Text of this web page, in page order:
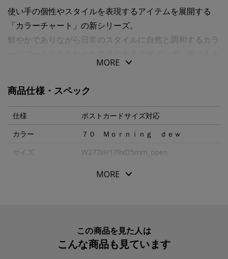
使い手の個性やスタイルを表現するアイテムを展開する
「カラーチャート」の新シリーズ。
鮮やかでありながら日常のスタイルに自然と調和するカラ
華やかでエレガントな印象へ導きます。
お部屋のインテリアとして、オフィスの机上のアクセント
として、様々な空間に彩りをそえる本革製フォトフレー
ム。２つ折りになるので旅行や出張先にも携帯でき、お気
に入りの写真をいつでも身近に飾ることができます。上質
なものを知る大人の方にお持ちいただくのにふさわしいア
MORE
商品仕様・スペック
仕様
ポストカードサイズ対応
カラー
７０ Ｍｏｒｎｉｎｇ ｄｅｗ
サイズ
W277xH179xD5mm_open
W200xH148xD22mm
日本
１個
MORE
この商品を見た人は
こんな商品も見ています